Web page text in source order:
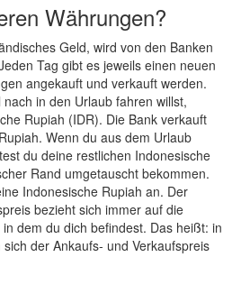
Währungen?
Geld, wird von den Banken
Tag gibt es jeweils einen neuen
angekauft und verkauft werden.
in den Urlaub fahren willst,
Rupiah (IDR). Die Bank verkauft
Wenn du aus dem Urlaub
du deine restlichen Indonesische
Rand umgetauscht bekommen.
Indonesische Rupiah an. Der
bezieht sich immer auf die
dem du dich befindest. Das heißt: in
der Ankaufs- und Verkaufspreis